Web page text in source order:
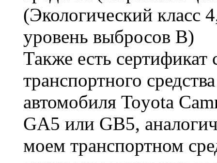
(Экологический
уровень выбросов В)
Также есть сертификат
транспортного
автомобиля Toyota
GA5 или GB5,
моем транспортном